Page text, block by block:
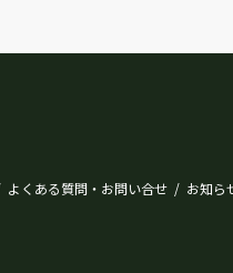
よくある質問・お問い合せ / お知ら